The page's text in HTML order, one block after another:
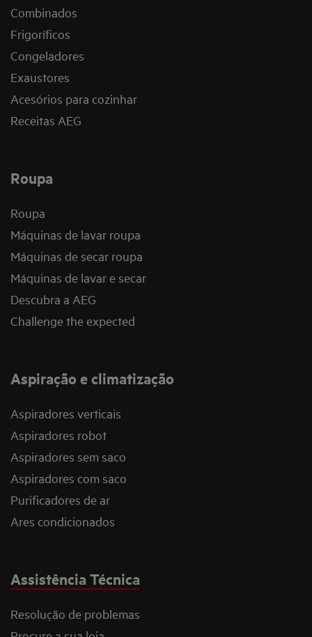
Combinados
Frigoríficos
Congeladores
Exaustores
Acesórios para cozinhar
Receitas AEG
Roupa
Roupa
Máquinas de lavar roupa
Máquinas de secar roupa
Máquinas de lavar e secar
Descubra a AEG
Challenge the expected
Aspiração e climatização
Aspiradores verticais
Aspiradores robot
Aspiradores sem saco
Aspiradores com saco
Purificadores de ar
Ares condicionados
Assistência Técnica
Resolução de problemas